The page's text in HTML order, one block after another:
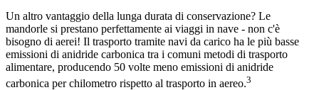
Un altro vantaggio della lunga durata di conservazione? Le
mandorle si prestano perfettamente ai viaggi in nave - non c'è
bisogno di aerei! Il trasporto tramite navi da carico ha le più basse
emissioni di anidride carbonica tra i comuni metodi di trasporto
alimentare, producendo 50 volte meno emissioni di anidride
carbonica per chilometro rispetto al trasporto in aereo.3